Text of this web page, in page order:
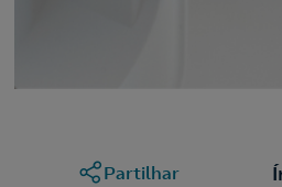
Partilhar